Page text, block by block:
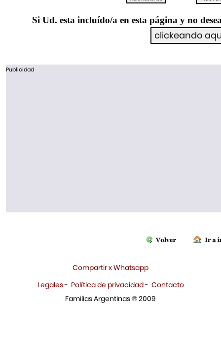
Si Ud. esta incluído/a en esta página y no
Publicidad
Compartir x Whatsapp
Legales- Política de privacidad- Contacto
Familias Argentinas ® 2009